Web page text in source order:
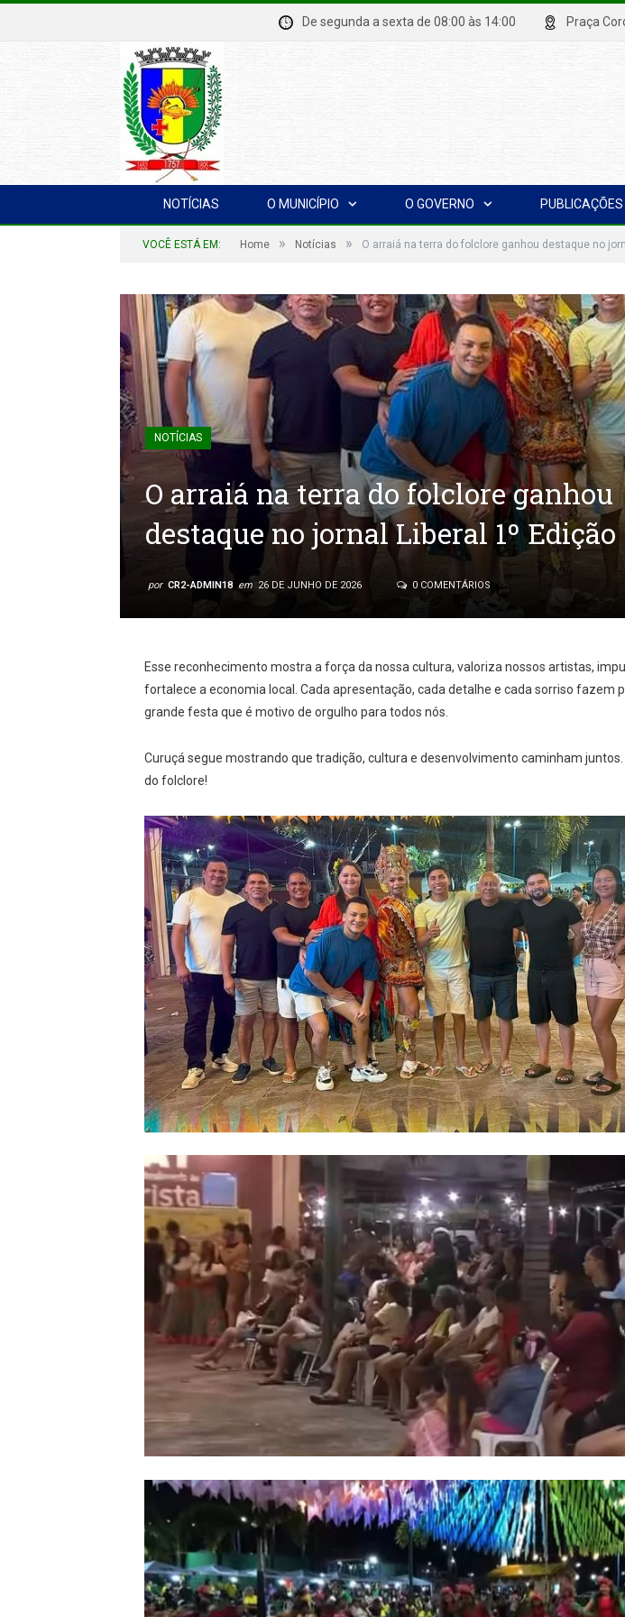
De segunda a sexta de 08:00 às 14:00 Praça
NOTÍCIAS O MUNICÍPIO O GOVERNO PUBLICAÇÕES
VOCÊ ESTÁ EM: Home » Notícias » O arraiá na terra do folclore ganhou destaque no
NOTÍCIAS
O arraiá na terra do folclore ganhou
destaque no jornal Liberal 1º Edição
por CR2-ADMIN18 em 26 DE JUNHO DE 2026 0 COMENTÁRIOS
Esse reconhecimento mostra a força da nossa cultura, valoriza nossos artistas,
fortalece a economia local. Cada apresentação, cada detalhe e cada sorriso fazem
grande festa que é motivo de orgulho para todos nós.
Curuçá segue mostrando que tradição, cultura e desenvolvimento caminham
do folclore!